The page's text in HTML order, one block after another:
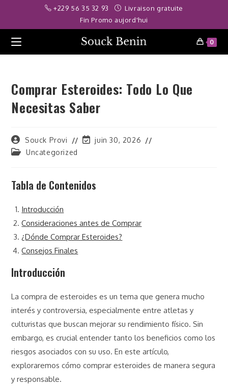
jojobetkingroyaldeneme bonusumeritkingjojobet
content
+229 56 35 32 93
Livraison gratuite
Fin Promo aujord'hui
0
Comprar Esteroides: Todo Lo Que
Necesitas Saber
Auteur/autrice
de
Souck Provi
Dernière
juin 30, 2026
PostUncategorized
Tabla de Contenidos
Introducción
Consideraciones antes de Comprar
¿Dónde Comprar Esteroides?
Consejos Finales
Introducción
La compra de esteroides es un tema que genera mucho
interés y controversia, especialmente entre atletas y
culturistas que buscan mejorar su rendimiento físico. Sin
embargo, es crucial entender tanto los beneficios como los
riesgos asociados con su uso. En este artículo,
exploraremos cómo comprar esteroides de manera segura
y responsable.